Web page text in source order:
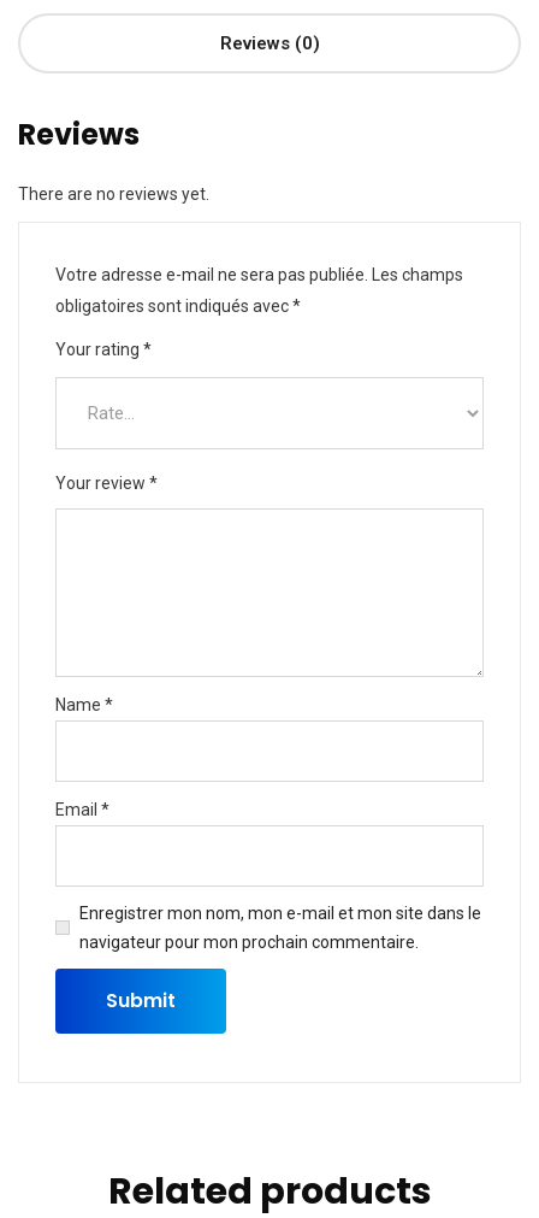
Reviews (0)
Reviews
There are no reviews yet.
Votre adresse e-mail ne sera pas publiée.
Les champs
obligatoires sont indiqués avec*
Your rating *
Your review *
Name *
Email *
Enregistrer mon nom, mon e-mail et mon site dans le
navigateur pour mon prochain commentaire.
Related products